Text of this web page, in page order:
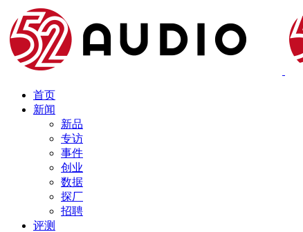
首页
新闻
新品
专访
事件
创业
数据
探厂
招聘
评测